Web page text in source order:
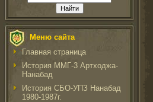
Меню сайта
Главная страница
История ММГ-3 Артходжа-
Нанабад
История СБО-УПЗ Нанабад
1980-1987г.